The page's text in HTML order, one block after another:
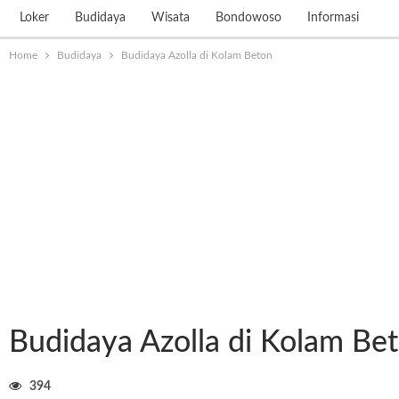
Loker Budidaya Wisata Bondowoso Informasi
Home Budidaya Budidaya Azolla di Kolam Beton
Budidaya Azolla di Kolam
394